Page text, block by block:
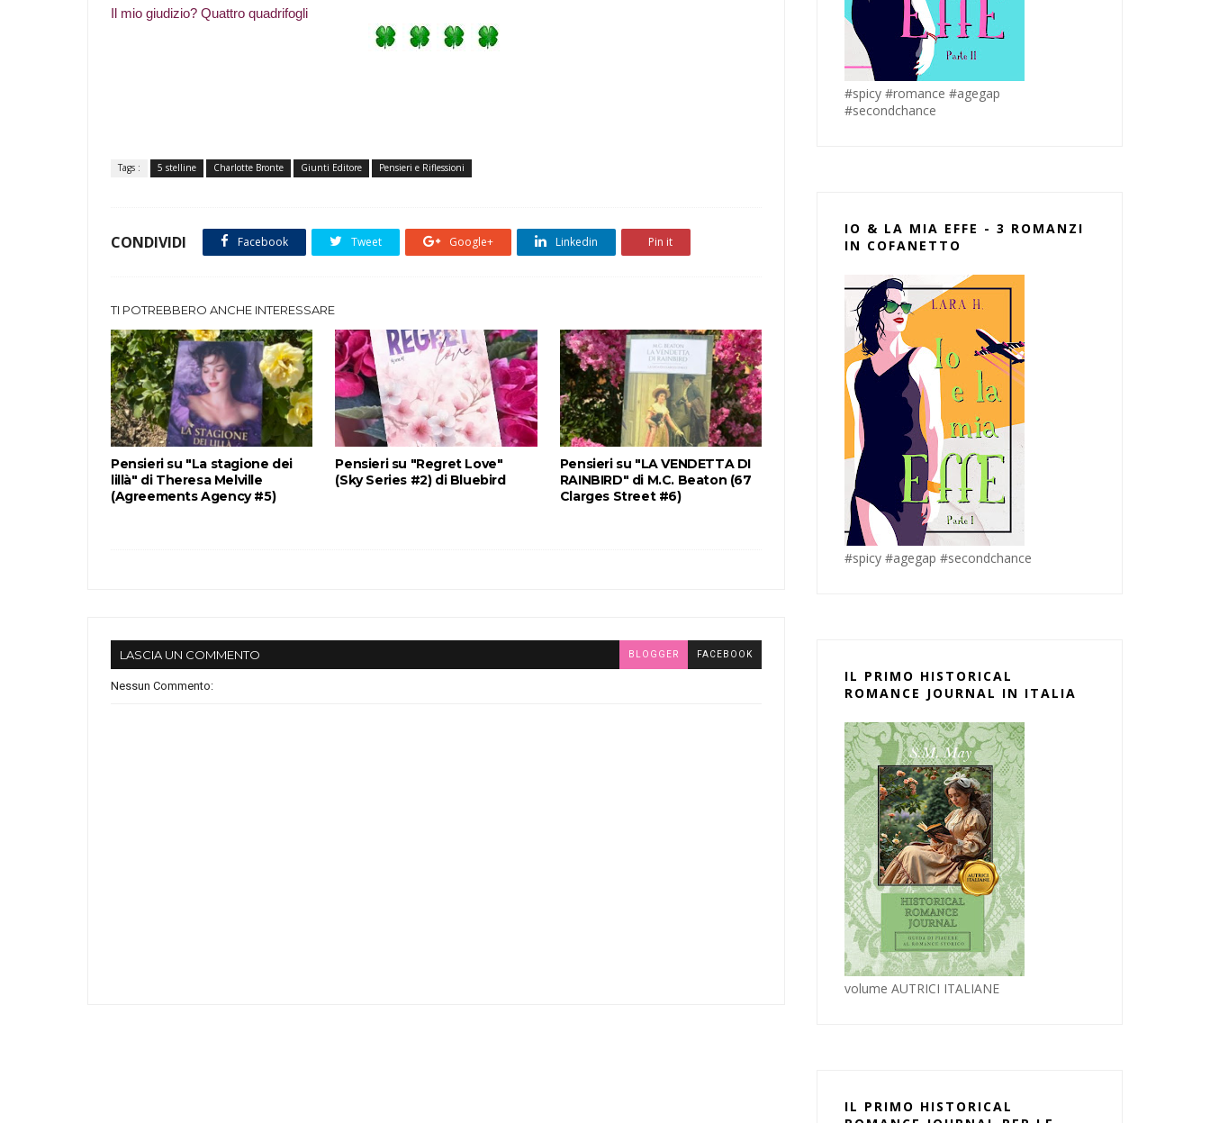
Il mio giudizio? Quattro quadrifogli
Tags : 5 stelline Charlotte Bronte Giunti Editore Pensieri e Riflessioni
CONDIVIDI Facebook Tweet Google+ Linkedin Pin it
TI POTREBBERO ANCHE INTERESSARE
Pensieri su "La stagione dei
lillà" di Theresa Melville
(Agreements Agency #5)
Pensieri su "Regret Love"
(Sky Series #2) di Bluebird
Pensieri su "LA VENDETTA DI
RAINBIRD" di M.C. Beaton (67
Clarges Street #6)
LASCIA UN COMMENTO BLOGGER FACEBOOK
Nessun Commento:
#spicy #romance #agegap
#secondchance
IO & LA MIA EFFE - 3 ROMANZI
IN COFANETTO
#spicy #agegap #secondchance
IL PRIMO HISTORICAL
ROMANCE JOURNAL IN ITALIA
volume AUTRICI ITALIANE
IL PRIMO HISTORICAL